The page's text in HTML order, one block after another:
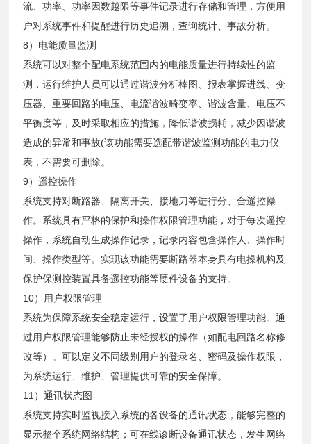
流、功率、功率因数越限等事件记录进行存储和管理，方便用
户对系统事件和提醒进行历史追溯，查询统计、事故分析。
8）电能质量监测
系统可以对整个配电系统范围内的电能质量进行持续性的监
测，运行维护人员可以通过谐波分析棒图、报表掌握进线、变
压器、重要回路的电压、电流谐波畸变率、谐波含量、电压不
平衡度等，及时采取相应的措施，降低谐波损耗，减少因谐波
造成的异常和事故(该功能需要选配带谐波监测功能的电力仪
表，不需要可删除。
9）遥控操作
系统支持对断路器、隔离开关、接地刀等进行分、合遥控操
作。系统具有严格的保护和操作权限管理功能，对于每次遥控
操作，系统自动生成操作记录，记录内容包含操作人、操作时
间、操作类型等。实现该功能需要断路器本身具有电操机构及
保护保测控装置具备遥控功能等硬件设备的支持。
10）用户权限管理
系统为保障系统安全稳定运行，设置了用户权限管理功能。通
过用户权限管理能够防止未经授权的操作（如配电回路名称修
改等）。可以定义不同级别用户的登录名、密码及操作权限，
为系统运行、维护、管理提供可靠的安全保障。
11）通讯状态图
系统支持实时监视接入系统的各设备的通讯状态，能够完整的
显示整个系统网络结构；可在线诊断设备通讯状态，发生网络